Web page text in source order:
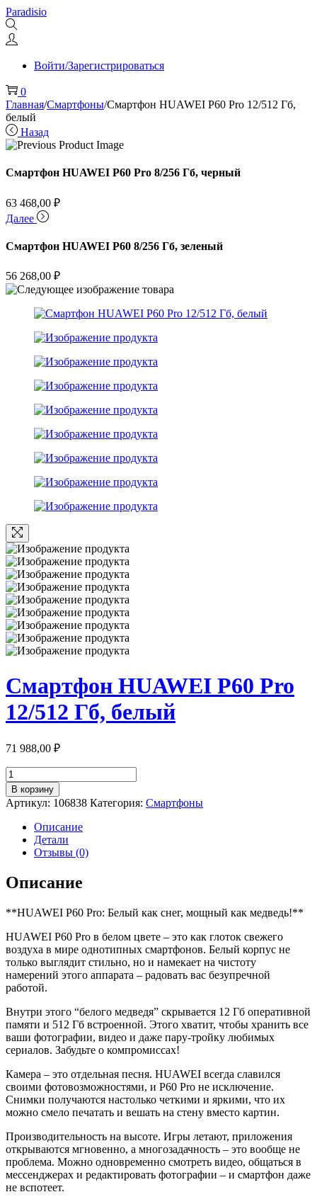
Перейти
к
навигации
Перейти
к
содержимому
Paradisio
Войти/Зарегистрироваться
0
Главная/Смартфоны/Смартфон HUAWEI P60 Pro 12/512 Гб,
белый
Назад
Смартфон HUAWEI P60 Pro 8/256 Гб, черный
63 468,00 ₽
Далее
Смартфон HUAWEI P60 8/256 Гб, зеленый
56 268,00 ₽
Смартфон HUAWEI P60 Pro
12/512 Гб, белый
71 988,00 ₽
Количество
товара
Смартфон
HUAWEI
12/512
белый
В корзину
Артикул: 106838 Категория: Смартфоны
Описание
Детали
Отзывы (0)
Описание
**HUAWEI P60 Pro: Белый как снег, мощный как медведь!**
HUAWEI P60 Pro в белом цвете – это как глоток свежего
воздуха в мире однотипных смартфонов. Белый корпус не
только выглядит стильно, но и намекает на чистоту
намерений этого аппарата – радовать вас безупречной
работой.
Внутри этого “белого медведя” скрывается 12 Гб оперативной
памяти и 512 Гб встроенной. Этого хватит, чтобы хранить все
ваши фотографии, видео и даже пару-тройку любимых
сериалов. Забудьте о компромиссах!
Камера – это отдельная песня. HUAWEI всегда славился
своими фотовозможностями, и P60 Pro не исключение.
Снимки получаются настолько четкими и яркими, что их
можно смело печатать и вешать на стену вместо картин.
Производительность на высоте. Игры летают, приложения
открываются мгновенно, а многозадачность – это вообще не
проблема. Можно одновременно смотреть видео, общаться в
мессенджерах и редактировать фотографии – и смартфон даже
не вспотеет.